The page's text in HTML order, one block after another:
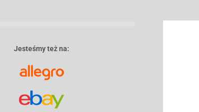
Jesteśmy też na: